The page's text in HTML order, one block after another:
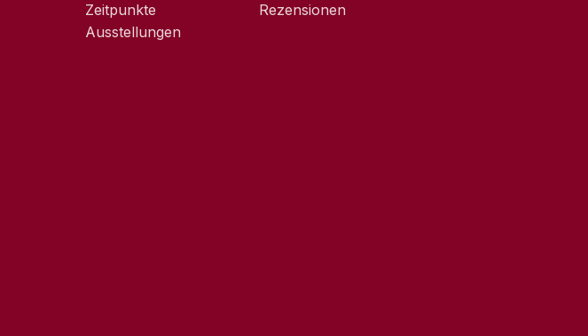
Zeitpunkte
Ausstellungen
Rezensionen